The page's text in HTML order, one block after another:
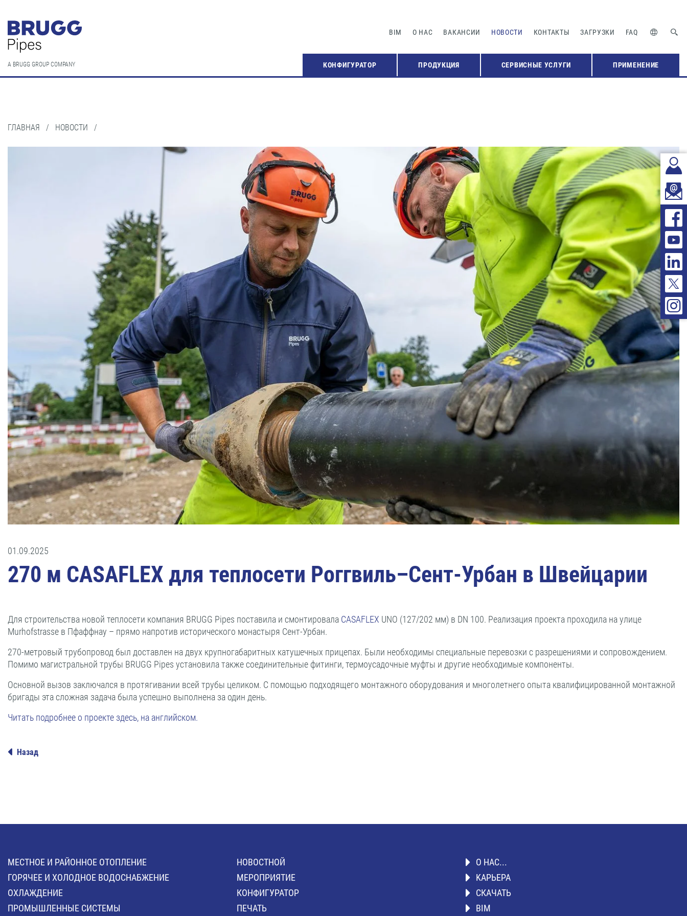
BIM О НАС ВАКАНСИИ НОВОСТИ КОНТАКТЫ ЗАГРУЗКИ FAQ
A BRUGG GROUP COMPANY КОНФИГУРАТОР ПРОДУКЦИЯ СЕРВИСНЫЕ УСЛУГИ ПРИМЕНЕНИЕ
ГЛАВНАЯ / НОВОСТИ /
01.09.2025
270 м CASAFLEX для теплосети Роггвиль–Сент-Урбан в Швейцарии
Для строительства новой теплосети компания BRUGG Pipes поставила и смонтировала CASAFLEX UNO (127/202 мм) в DN 100. Реализация проекта проходила на улице
Murhofstrasse в Пфаффнау – прямо напротив исторического монастыря Сент-Урбан.
270-метровый трубопровод был доставлен на двух крупногабаритных катушечных прицепах. Были необходимы специальные перевозки с разрешениями и сопровождением.
Помимо магистральной трубы BRUGG Pipes установила также соединительные фитинги, термоусадочные муфты и другие необходимые компоненты.
Основной вызов заключался в протягивании всей трубы целиком. С помощью подходящего монтажного оборудования и многолетнего опыта квалифицированной монтажной
бригады эта сложная задача была успешно выполнена за один день.
Читать подробнее о проекте здесь, на английском.
Назад
МЕСТНОЕ И РАЙОННОЕ ОТОПЛЕНИЕ
ГОРЯЧЕЕ И ХОЛОДНОЕ ВОДОСНАБЖЕНИЕ
ОХЛАЖДЕНИЕ
ПРОМЫШЛЕННЫЕ СИСТЕМЫ
HОВОСТНОЙ
MЕРОПРИЯТИЕ
КОНФИГУРАТОР
ПЕЧАТЬ
О НАС...
KАРЬЕРА
СКАЧАТЬ
BIM